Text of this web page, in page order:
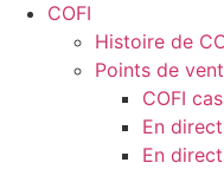
COFI
Histoire de
Points de
COFI
En
En